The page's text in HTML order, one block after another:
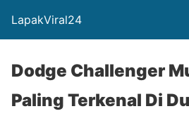
LapakViral24
Dodge Challenger
Paling Terkenal Di